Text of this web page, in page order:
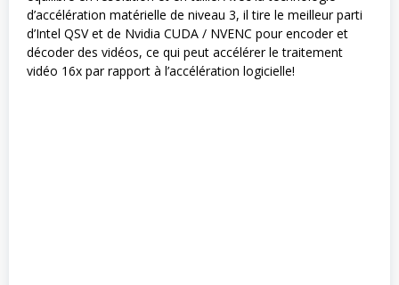
d’accélération matérielle de niveau 3, il tire le meilleur parti
d’Intel QSV et de Nvidia CUDA / NVENC pour encoder et
décoder des vidéos, ce qui peut accélérer le traitement
vidéo 16x par rapport à l’accélération logicielle!